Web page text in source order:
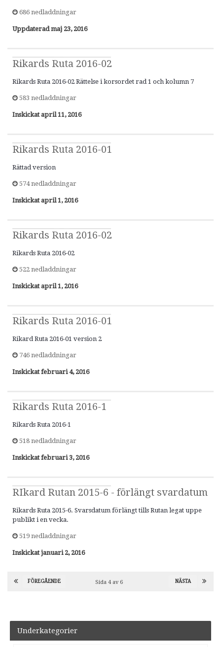
686 nedladdningar
Uppdateradmaj 23, 2016
Rikards Ruta 2016-02
Rikards Ruta 2016-02 Rättelse i korsordet rad 1 och kolumn 7
583 nedladdningar
Inskickatapril 11, 2016
Rikards Ruta 2016-01
Rättad version
574 nedladdningar
Inskickatapril 1, 2016
Rikards Ruta 2016-02
Rikards Ruta 2016-02
522 nedladdningar
Inskickatapril 1, 2016
Rikards Ruta 2016-01
Rikard Ruta 2016-01 version 2
746 nedladdningar
Inskickatfebruari 4, 2016
Rikards Ruta 2016-1
Rikards Ruta 2016-1
518 nedladdningar
Inskickatfebruari 3, 2016
RIkard Rutan 2015-6 - förlängt svardatum
Rikards Ruta 2015-6. Svarsdatum förlängt tills Rutan legat uppe
publikt i en vecka.
519 nedladdningar
Inskickatjanuari 2, 2016
FÖREGÅENDE NÄSTA
Sida 4 av 6
Underkategorier